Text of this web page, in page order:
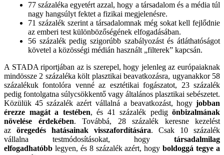
77 százaléka egyetért azzal, hogy a társadalom és a média túl
nagy hangsúlyt fektet a fizikai megjelenésre.
71 százalék szerint a társadalomnak még sokat kell fejlődnie
az emberi test különbözőségének elfogadásában.
56 százalék pedig szigorúbb szabályozást és átláthatóságot
követel a közösségi médián használt „filterek” kapcsán.
A STADA riportjában az is szerepel, hogy jelenleg az európaiaknak
mindössze 2 százaléka költ plasztikai beavatkozásra, ugyanakkor 58
százalékuk fontolóra venné az esztétikai fogászatot, 23 százalék
pedig fontolgatna súlycsökkentő vagy általános plasztikai sebészetet.
Közülük 45 százalék azért vállalná a beavatkozást, hogy jobban
érezze magát a testében, és 41 százalék pedig önbizalmának
növelése érdekében. Továbbá, 28 százalék keresne kezelést
az öregedés hatásainak visszafordítására. Csak 10 százalék
vállalna testmódosításokat, hogy társadalmilag
elfogadhatóbb legyen, és 8 százalék azért, hogyboldoggá tegye a